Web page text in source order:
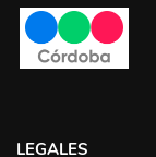
LEGALES